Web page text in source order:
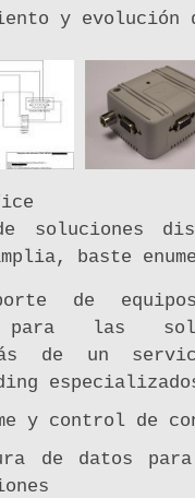
y
soluciones
baste
de
para las
de un
y control de
de datos